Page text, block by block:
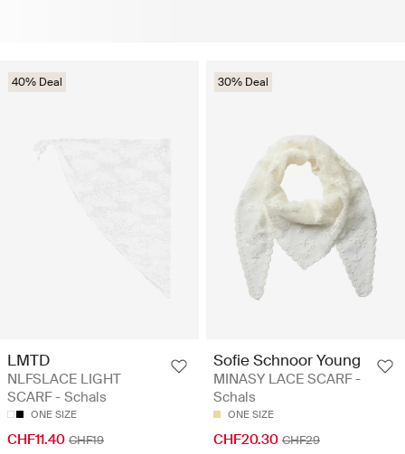
40% Deal
LMTD
NLFSLACE LIGHT
SCARF - Schals
ONE SIZE
CHF11.40 CHF19
30% Deal
Sofie Schnoor Young
MINASY LACE SCARF -
Schals
ONE SIZE
CHF20.30 CHF29